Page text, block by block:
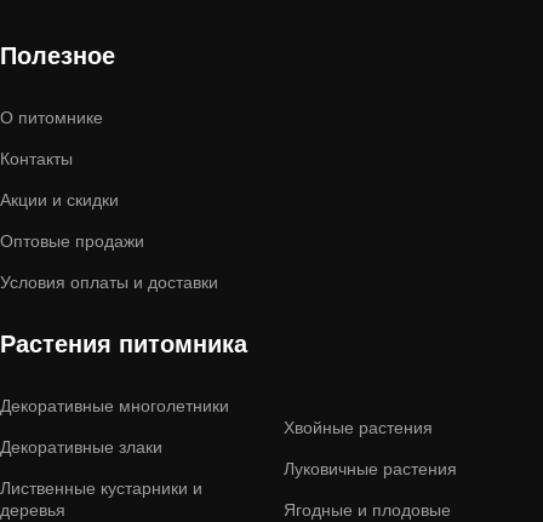
Полезное
О питомнике
Контакты
Акции и скидки
Оптовые продажи
Условия оплаты и доставки
Растения питомника
Декоративные многолетники
Декоративные злаки
Лиственные кустарники и
деревья
Хвойные растения
Луковичные растения
Ягодные и плодовые